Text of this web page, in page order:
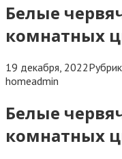
Белые
комнатных
19 декабря, 2022
homeadmin
Белые
комнатных